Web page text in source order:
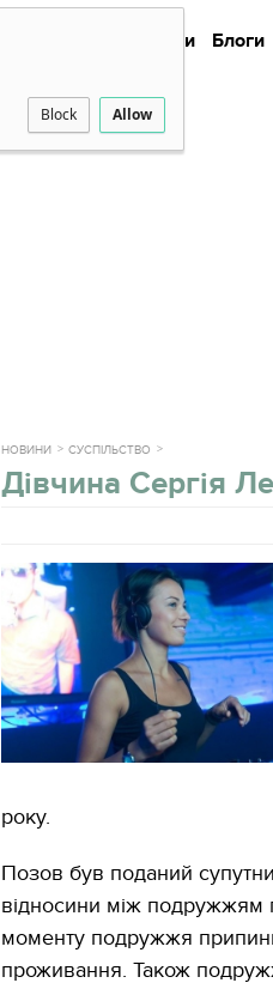
Block Allow
Новини Блоги
НОВИНИ СУСПІЛЬСТВО
Дівчина Сергія
року.
Позов був поданий
відносини між подружжям
моменту подружжя
проживання. Також